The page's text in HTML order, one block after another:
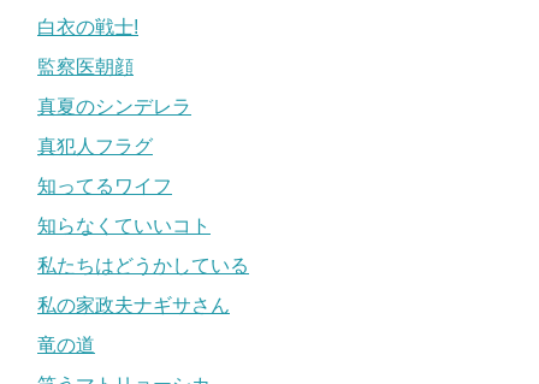
白衣の戦士!
監察医朝顔
真夏のシンデレラ
真犯人フラグ
知ってるワイフ
知らなくていいコト
私たちはどうかしている
私の家政夫ナギサさん
竜の道